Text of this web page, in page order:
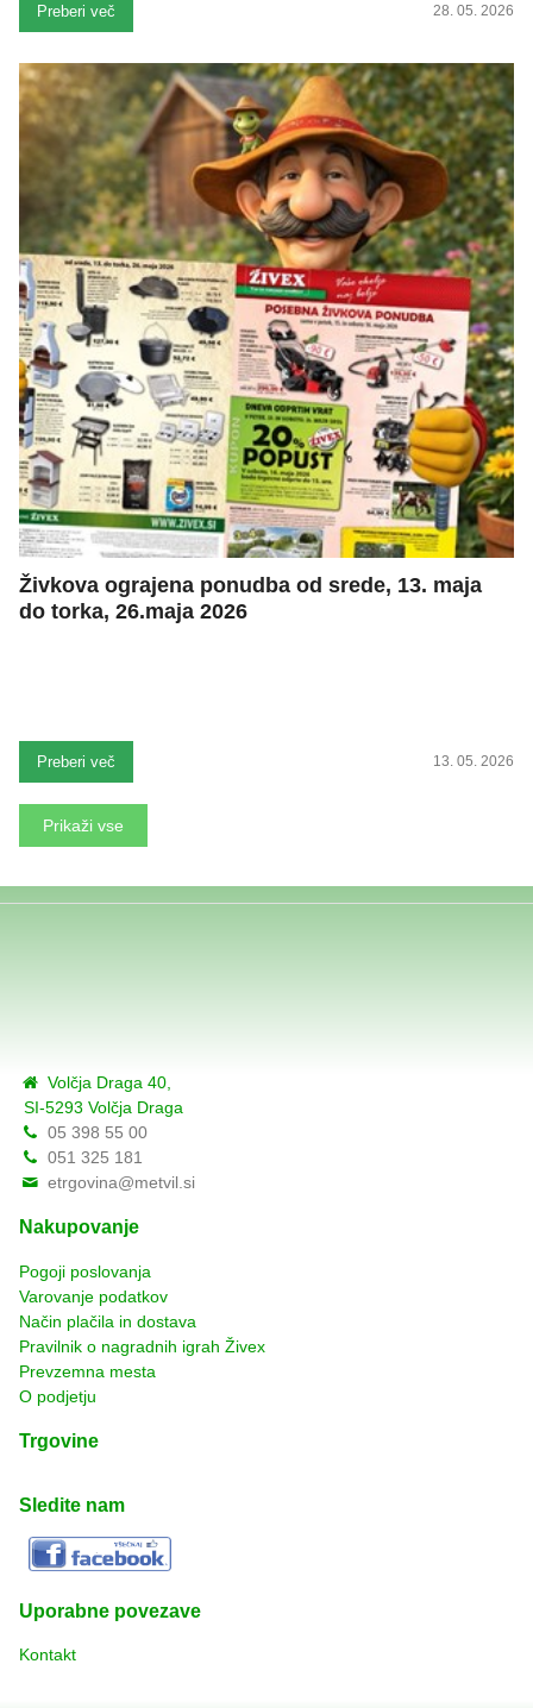
Preberi več 28. 05. 2026
Živkova ograjena ponudba od srede, 13. maja
do torka, 26.maja 2026
Preberi več 13. 05. 2026
Prikaži vse
Volčja Draga 40,
SI-5293 Volčja Draga
05 398 55 00
051 325 181
etrgovina@metvil.si
Nakupovanje
Pogoji poslovanja
Varovanje podatkov
Način plačila in dostava
Pravilnik o nagradnih igrah Živex
Prevzemna mesta
O podjetju
Trgovine
Sledite nam
Uporabne povezave
Kontakt